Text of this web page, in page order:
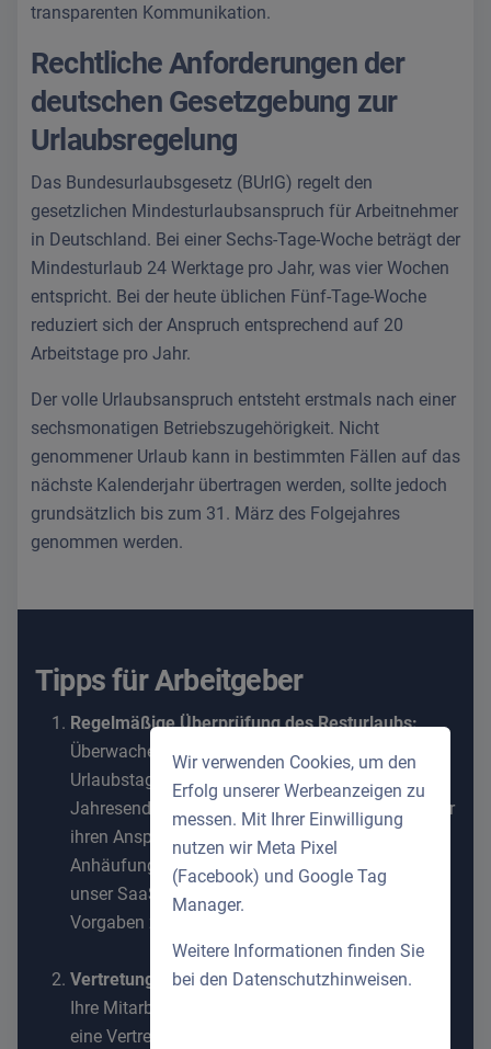
transparenten Kommunikation.
Rechtliche Anforderungen der
deutschen Gesetzgebung zur
Urlaubsregelung
Das Bundesurlaubsgesetz (BUrlG) regelt den
gesetzlichen Mindesturlaubsanspruch für Arbeitnehmer
in Deutschland. Bei einer Sechs-Tage-Woche beträgt der
Mindesturlaub 24 Werktage pro Jahr, was vier Wochen
entspricht. Bei der heute üblichen Fünf-Tage-Woche
reduziert sich der Anspruch entsprechend auf 20
Arbeitstage pro Jahr.
Der volle Urlaubsanspruch entsteht erstmals nach einer
sechsmonatigen Betriebszugehörigkeit. Nicht
genommener Urlaub kann in bestimmten Fällen auf das
nächste Kalenderjahr übertragen werden, sollte jedoch
grundsätzlich bis zum 31. März des Folgejahres
genommen werden.
Tipps für Arbeitgeber
Regelmäßige Überprüfung des Resturlaubs:
Überwachen Sie kontinuierlich die verbleibenden
Urlaubstage Ihrer Mitarbeiter, insbesondere gegen
Jahresende. So stellen Sie sicher, dass Mitarbeiter
ihren Anspruch wahrnehmen und vermeiden eine
Anhäufung von Resturlaub. Nutzen Sie dazu
unser SaaS.de Tool, um die gesetzlichen
Vorgaben zum
Vertretungsregelungen festlegen:
Ihre Mitarbeiter sollten vor Antritt ihres Urlaubs
eine Vertretung benennen. Dies kann durch eine
Wir verwenden Cookies, um den
Erfolg unserer Werbeanzeigen zu
messen. Mit Ihrer Einwilligung
nutzen wir Meta Pixel
(Facebook) und Google Tag
Manager.
Weitere Informationen finden Sie
bei den Datenschutzhinweisen.